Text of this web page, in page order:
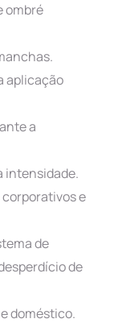
ombré
aplicação
a
intensidade.
e
de
de
doméstico.